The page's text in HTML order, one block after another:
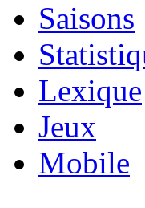
Saisons
Lexique
Jeux
Mobile